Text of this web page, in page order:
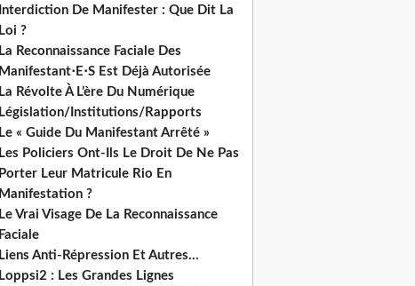
Interdiction De Manifester : Que Dit La
Loi ?
La Reconnaissance Faciale Des
Manifestant⋅E⋅S Est Déjà Autorisée
La Révolte À L’ère Du Numérique
Législation/Institutions/Rapports
Le « Guide Du Manifestant Arrêté »
Les Policiers Ont-Ils Le Droit De Ne Pas
Porter Leur Matricule Rio En
Manifestation ?
Le Vrai Visage De La Reconnaissance
Faciale
Liens Anti-Répression Et Autres...
Loppsi2 : Les Grandes Lignes